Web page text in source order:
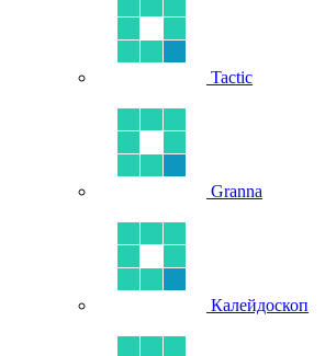
Tactic
Granna
Калейдоскоп